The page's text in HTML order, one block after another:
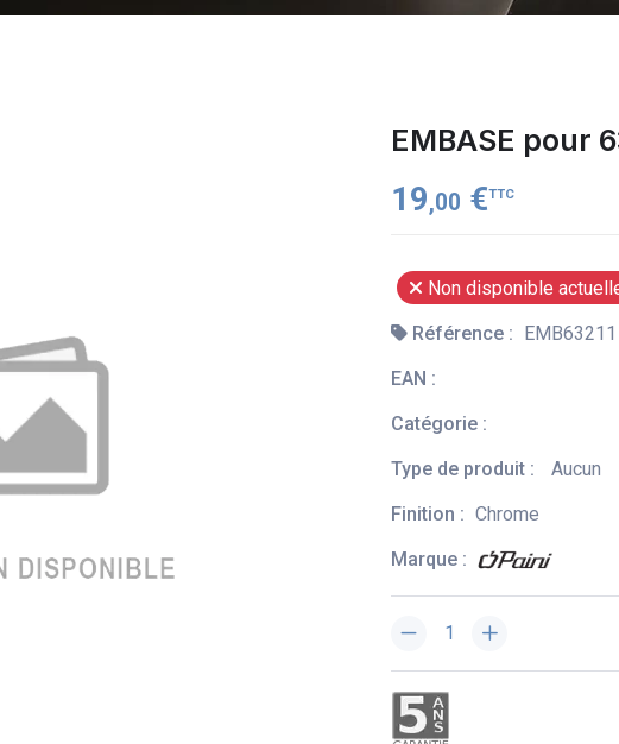
EMBASE pour
19,00 €TTC
Non disponible
Référence : EMB63211
EAN :
Catégorie :
Type de produit :
Aucun
Finition : Chrome
Marque :